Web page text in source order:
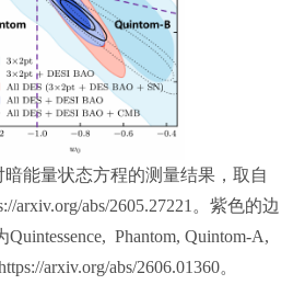
暗能量状态方程的测量结果，取自
arxiv.org/abs/2605.27221。紫色的边
Phantom, Quintom-A,
arxiv.org/abs/2606.01360。